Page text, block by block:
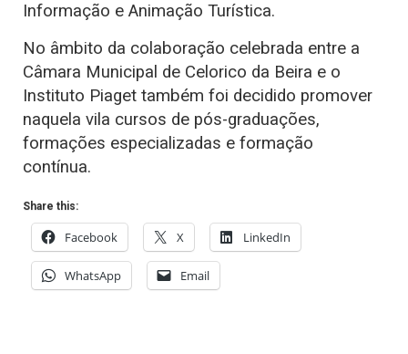
Informação e Animação Turística.
No âmbito da colaboração celebrada entre a
Câmara Municipal de Celorico da Beira e o
Instituto Piaget também foi decidido promover
naquela vila cursos de pós-graduações,
formações especializadas e formação
contínua.
Share this:
Facebook X LinkedIn
WhatsApp Email